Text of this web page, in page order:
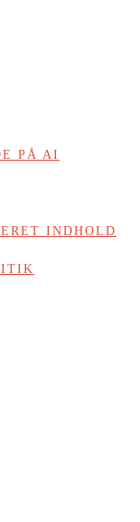
PÅ AI
INDHOLD